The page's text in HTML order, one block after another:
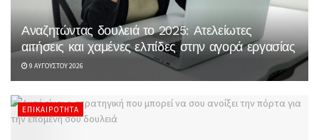
Αναζητώντας δουλειά το 2025: Ατελείωτες
αιτήσεις και χαμένες ελπίδες στην αγορά εργασίας
9 ΑΥΓΟΎΣΤΟΥ 2026
ΕΠΙΚΑΙΡΌΤΗΤΑ